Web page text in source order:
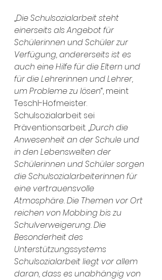
„Die Schulsozialarbeit steht
einerseits als Angebot für
Schülerinnen und Schüler zur
Verfügung, andererseits ist es
auch eine Hilfe für die Eltern und
für die Lehrerinnen und Lehrer,
um Probleme zu lösen“, meint
Teschl-Hofmeister.
Schulsozialarbeit sei
Präventionsarbeit. „Durch die
Anwesenheit an der Schule und
in den Lebenswelten der
Schülerinnen und Schüler sorgen
die Schulsozialarbeiterinnen für
eine vertrauensvolle
Atmosphäre. Die Themen vor Ort
reichen von Mobbing bis zu
Schulverweigerung. Die
Besonderheit des
Unterstützungssystems
Schulsozialarbeit liegt vor allem
daran, dass es unabhängig von